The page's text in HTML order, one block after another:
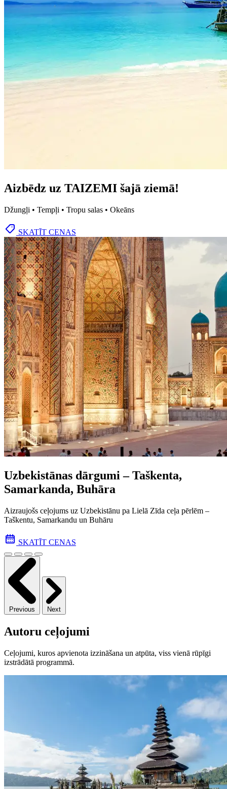
Aizbēdz uz TAIZEMI šajā ziemā!
Džungļi • Tempļi • Tropu salas • Okeāns
SKATĪT CENAS
Uzbekistānas dārgumi – Taškenta,
Samarkanda, Buhāra
Aizraujošs ceļojums uz Uzbekistānu pa Lielā Zīda ceļa pēr­lēm –
Taškentu, Samarkandu un Buhāru
SKATĪT CENAS
Previous Next
Autoru ceļojumi
Ceļojumi, kuros apvienota izzināšana un atpūta, viss vienā rūpīgi
izstrādātā programmā.